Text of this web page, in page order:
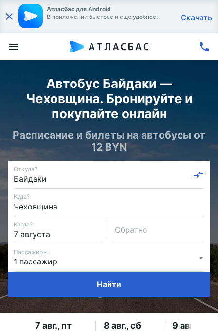
Атласбас для Android
В приложении быстрее и еще удобнее!
Скачать
Автобус Байдаки —
Чеховщина. Бронируйте и
покупайте онлайн
Расписание и билеты на автобусы от
12 BYN
Откуда?
Куда?
Когда?
Обратно
Пассажиры
Найти
7 авг., пт 8 авг., сб 9 авг., вс